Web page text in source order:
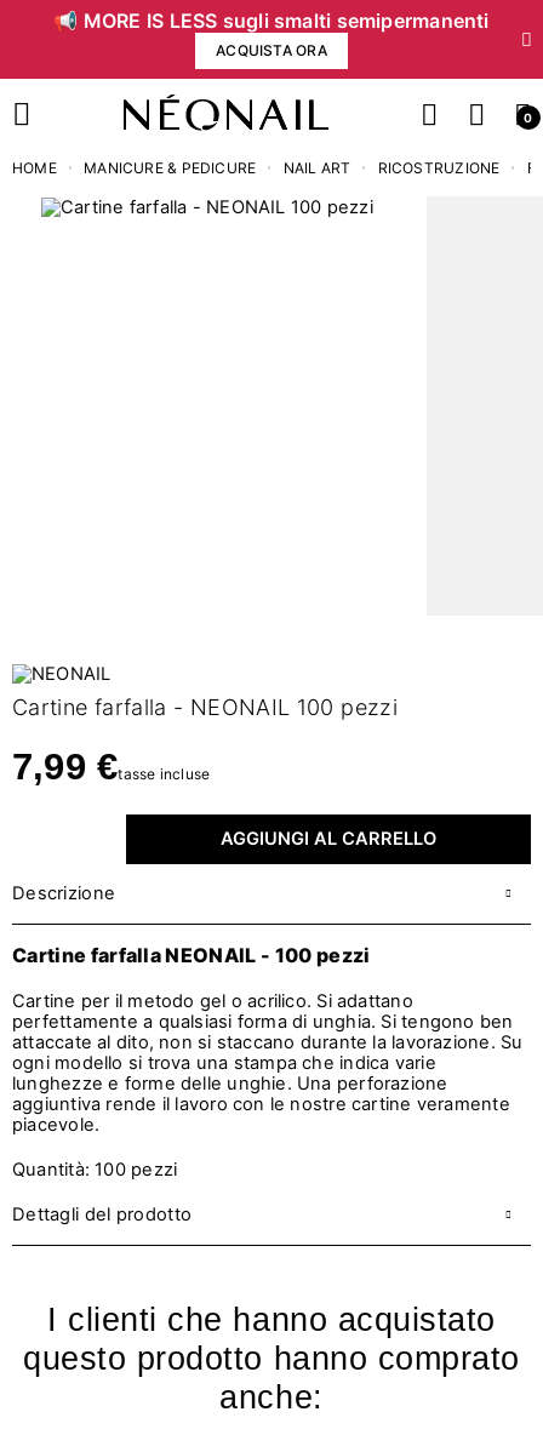
📢 MORE IS LESS sugli smalti semipermanenti
ACQUISTA ORA
0
HOME MANICURE & PEDICURE NAIL ART RICOSTRUZIONE
Cartine farfalla - NEONAIL 100 pezzi
7,99 €tasse incluse
AGGIUNGI AL CARRELLO
Descrizione
Cartine farfalla NEONAIL - 100 pezzi
Cartine per il metodo gel o acrilico. Si adattano
perfettamente a qualsiasi forma di unghia. Si tengono ben
attaccate al dito, non si staccano durante la lavorazione. Su
ogni modello si trova una stampa che indica varie
lunghezze e forme delle unghie. Una perforazione
aggiuntiva rende il lavoro con le nostre cartine veramente
piacevole.
Quantità: 100 pezzi
Dettagli del prodotto
I clienti che hanno acquistato
questo prodotto hanno comprato
anche: